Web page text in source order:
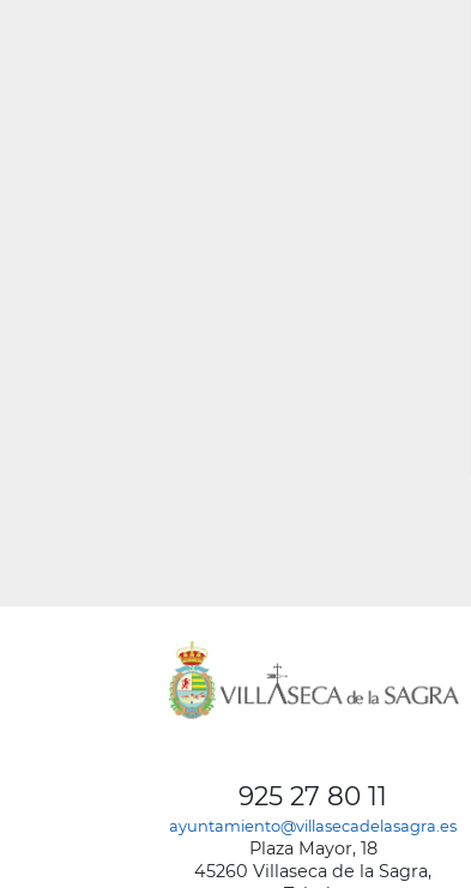
925 27 80 11
ayuntamiento@villasecadelasagra.es
Plaza Mayor, 18
45260 Villaseca de la Sagra,